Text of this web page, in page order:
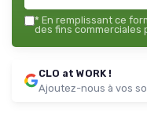
* En remplissant ce
des fins commerciales
CLO at WORK !
Ajoutez-nous à vos